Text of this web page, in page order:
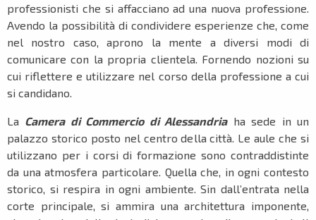
professionisti che si affacciano ad una nuova professione.
Avendo la possibilità di condividere esperienze che, come
nel nostro caso, aprono la mente a diversi modi di
comunicare con la propria clientela. Fornendo nozioni su
cui riflettere e utilizzare nel corso della professione a cui
si candidano.
La Camera di Commercio di Alessandriaha sede in un
palazzo storico posto nel centro della città. Le aule che si
utilizzano per i corsi di formazione sono contraddistinte
da una atmosfera particolare. Quella che, in ogni contesto
storico, si respira in ogni ambiente. Sin dall’entrata nella
corte principale, si ammira una architettura imponente,